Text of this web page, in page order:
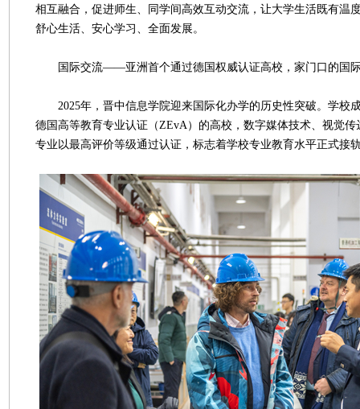
相互融合，促进师生、同学间高效互动交流，让大学生活既有温
舒心生活、安心学习、全面发展。
国际交流——亚洲首个通过德国权威认证高校，家门口的国
2025年，晋中信息学院迎来国际化办学的历史性突破。学校
德国高等教育专业认证（ZEvA）的高校，数字媒体技术、视觉
专业以最高评价等级通过认证，标志着学校专业教育水平正式接